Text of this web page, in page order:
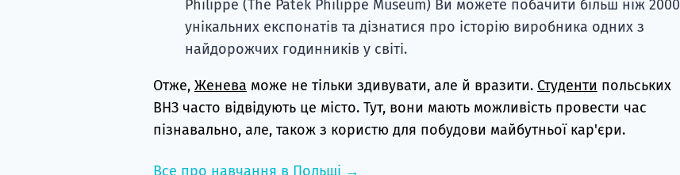
Philippe (The Patek Philippe Museum) Ви можете побачити більш ніж 2000
унікальних експонатів та дізнатися про історію виробника одних з
найдорожчих годинників у світі.
Отже, Женева може не тільки здивувати, але й вразити. Студенти польських
ВНЗ часто відвідують це місто. Тут, вони мають можливість провести час
пізнавально, але, також з користю для побудови майбутньої кар'єри.
Все про навчання в Польщі →